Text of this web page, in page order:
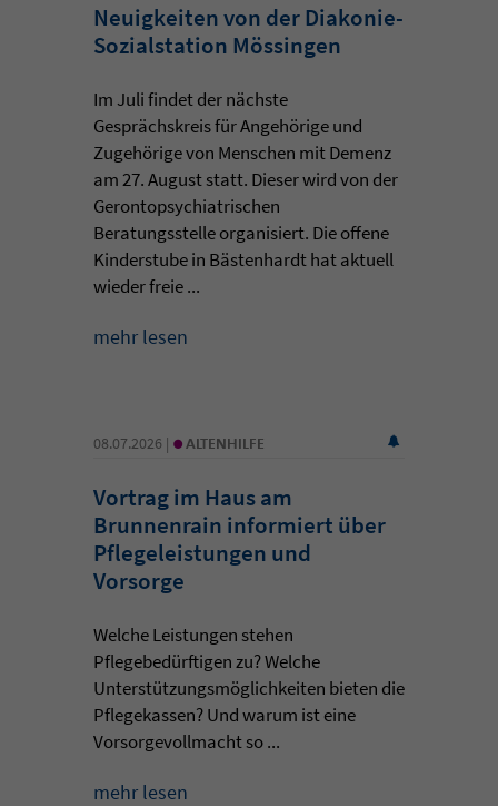
Neuigkeiten von der Diakonie-
Sozialstation Mössingen
Im Juli findet der nächste
Gesprächskreis für Angehörige und
Zugehörige von Menschen mit Demenz
am 27. August statt. Dieser wird von der
Gerontopsychiatrischen
Beratungsstelle organisiert. Die offene
Kinderstube in Bästenhardt hat aktuell
wieder freie ...
mehr lesen
08.07.2026 | • ALTENHILFE
Vortrag im Haus am
Brunnenrain informiert über
Pflegeleistungen und
Vorsorge
Welche Leistungen stehen
Pflegebedürftigen zu? Welche
Unterstützungsmöglichkeiten bieten die
Pflegekassen? Und warum ist eine
Vorsorgevollmacht so ...
mehr lesen